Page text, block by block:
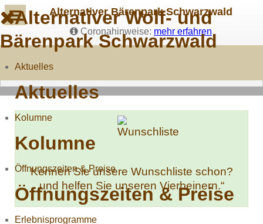
Alternativer Bärenpark Schwarzwald
Coronahinweise: mehr erfahren
Alternativer Wolf- und
Bärenpark Schwarzwald
Aktuelles
Aktuelles
Kolumne
Kolumne
Öffnungszeiten & Preise
Öffnungszeiten & Preise
Erlebnisprogramme
Kennen Sie unsere Wunschliste schon?
und helfen Sie unseren Vierbeinern.“